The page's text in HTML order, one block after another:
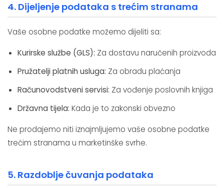
4. Dijeljenje podataka s trećim stranama
Vaše osobne podatke možemo dijeliti sa:
Kurirske službe (GLS): Za dostavu naručenih proizvoda
Pružatelji platnih usluga: Za obradu plaćanja
Računovodstveni servisi: Za vođenje poslovnih knjiga
Državna tijela: Kada je to zakonski obvezno
Ne prodajemo niti iznajmljujemo vaše osobne podatke
trećim stranama u marketinške svrhe.
5. Razdoblje čuvanja podataka